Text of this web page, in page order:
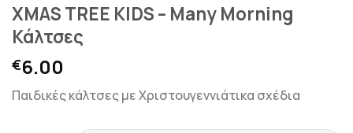
XMAS TREE KIDS – Many Morning
Κάλτσες
€6.00
Παιδικές κάλτσες με Χριστουγεννιάτικα σχέδια